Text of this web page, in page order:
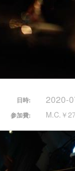
日時: 2020-
参加費: M.C.￥